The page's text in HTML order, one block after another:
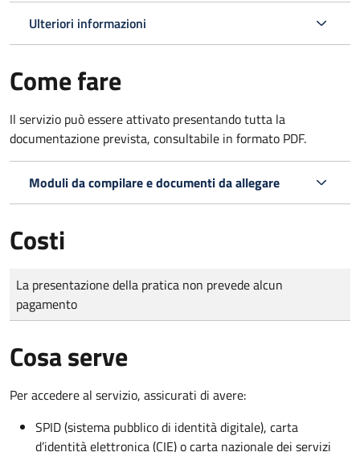
Ulteriori informazioni
Come fare
Il servizio può essere attivato presentando tutta la
documentazione prevista, consultabile in formato PDF.
Moduli da compilare e documenti da allegare
Costi
Tipo di pagamento
Importo
La presentazione della pratica non prevede alcun
pagamento
Cosa serve
Per accedere al servizio, assicurati di avere:
SPID (sistema pubblico di identità digitale), carta
d’identità elettronica (CIE) o carta nazionale dei servizi